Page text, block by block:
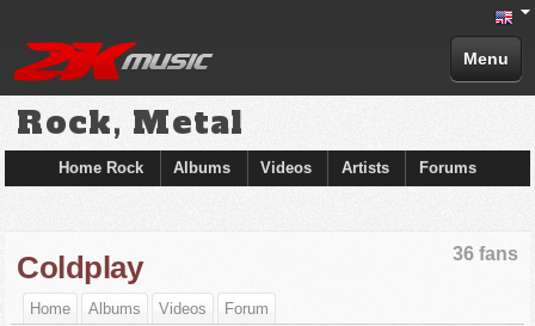
Menu
Rock, Metal
Home Rock Albums Videos Artists Forums
36 fans
Coldplay
Home Albums Videos Forum